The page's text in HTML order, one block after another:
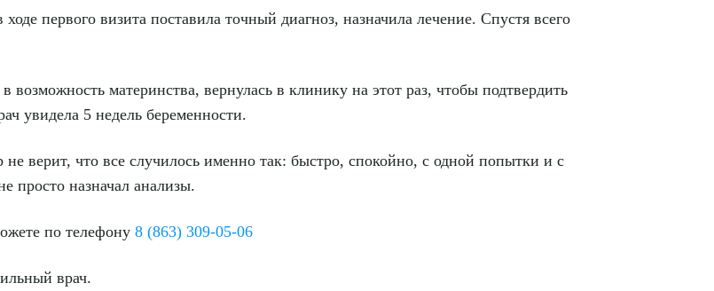
первого визита поставила точный диагноз, назначила лечение. Спустя всего
материнства, вернулась в клинику на этот раз, чтобы подтвердить
увидела 5 недель беременности.
верит, что все случилось именно так: быстро, спокойно, с одной попытки и с
просто назначал анализы.
по телефону 8 (863) 309-05-06
врач.
Я даю согласие наобработку персональных данных